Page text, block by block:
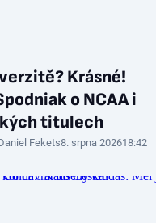
Krásné!
o NCAA i
titulech
Fekets8. srpna 202618:42